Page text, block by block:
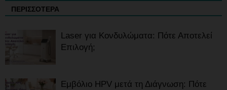
ΠΕΡΙΣΣΟΤΕΡΑ
Laser για Κονδυλώματα: Πότε Αποτελεί
Επιλογή;
Εμβόλιο HPV μετά τη Διάγνωση: Πότε